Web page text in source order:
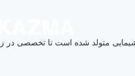
متولد شده است تا تخصصی در